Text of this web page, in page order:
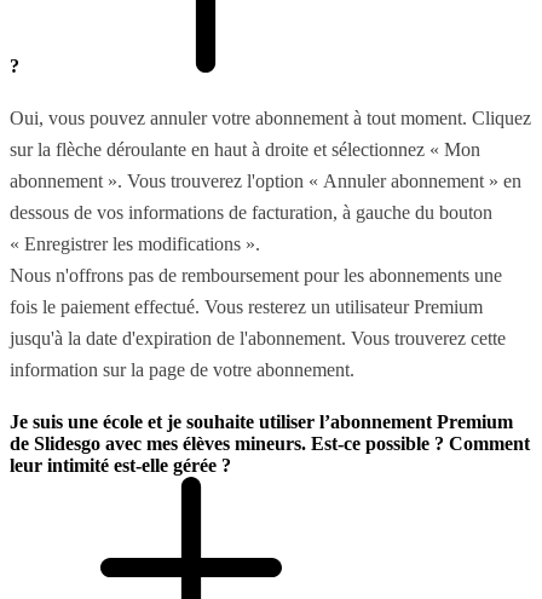
?
Oui, vous pouvez annuler votre abonnement à tout moment. Cliquez
sur la flèche déroulante en haut à droite et sélectionnez « Mon
abonnement ». Vous trouverez l'option « Annuler abonnement » en
dessous de vos informations de facturation, à gauche du bouton
« Enregistrer les modifications ».
Nous n'offrons pas de remboursement pour les abonnements une
fois le paiement effectué. Vous resterez un utilisateur Premium
jusqu'à la date d'expiration de l'abonnement. Vous trouverez cette
information sur la page de votre abonnement.
Je suis une école et je souhaite utiliser l’abonnement Premium
de Slidesgo avec mes élèves mineurs. Est-ce possible ? Comment
leur intimité est-elle gérée ?